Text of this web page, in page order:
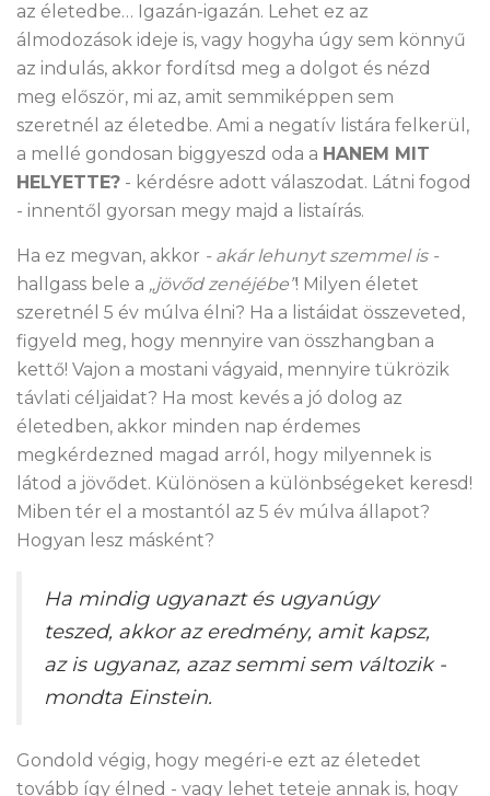
az életedbe… Igazán-igazán. Lehet ez az
álmodozások ideje is, vagy hogyha úgy sem könnyű
az indulás, akkor fordítsd meg a dolgot és nézd
meg először, mi az, amit semmiképpen sem
szeretnél az életedbe. Ami a negatív listára felkerül,
a mellé gondosan biggyeszd oda a HANEM MIT
HELYETTE? - kérdésre adott válaszodat. Látni fogod
- innentől gyorsan megy majd a listaírás.
Ha ez megvan, akkor - akár lehunyt szemmel is -
hallgass bele a „jövőd zenéjébe”! Milyen életet
szeretnél 5 év múlva élni? Ha a listáidat összeveted,
figyeld meg, hogy mennyire van összhangban a
kettő! Vajon a mostani vágyaid, mennyire tükrözik
távlati céljaidat? Ha most kevés a jó dolog az
életedben, akkor minden nap érdemes
megkérdezned magad arról, hogy milyennek is
látod a jövődet. Különösen a különbségeket keresd!
Miben tér el a mostantól az 5 év múlva állapot?
Hogyan lesz másként?
Ha mindig ugyanazt és ugyanúgy
teszed, akkor az eredmény, amit kapsz,
az is ugyanaz, azaz semmi sem változik -
mondta Einstein.
Gondold végig, hogy megéri-e ezt az életedet
tovább így élned - vagy lehet teteje annak is, hogy